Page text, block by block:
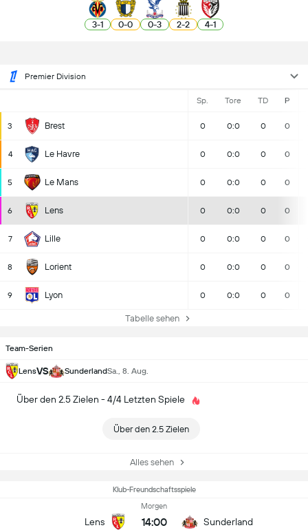
3-1 0-0 0-3 2-2 4-1
Premier Division
Sp. Tore TD P
3 Brest 0 0:0 0 0
4 Le Havre 0 0:0 0 0
5 Le Mans 0 0:0 0 0
6 Lens 0 0:0 0 0
7 Lille 0 0:0 0 0
8 Lorient 0 0:0 0 0
9 Lyon 0 0:0 0 0
Tabelle sehen
Team-Serien
LensVS SunderlandSa., 8. Aug.
Über den 2.5 Zielen - 4/4 Letzten Spiele
Über den 2.5 Zielen
Alles sehen
Klub-Freundschaftsspiele
Lens
Morgen
14:00 Sunderland